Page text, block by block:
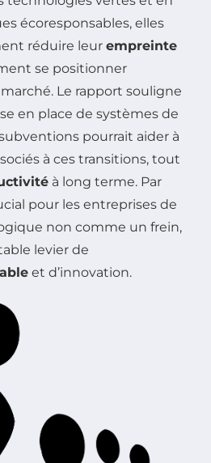
écoresponsables, elles
réduire leur empreinte
se positionner
Le rapport souligne
en place de systèmes de
pourrait aider à
à ces transitions, tout
à long terme. Par
pour les entreprises de
non comme un frein,
levier de
et d’innovation.